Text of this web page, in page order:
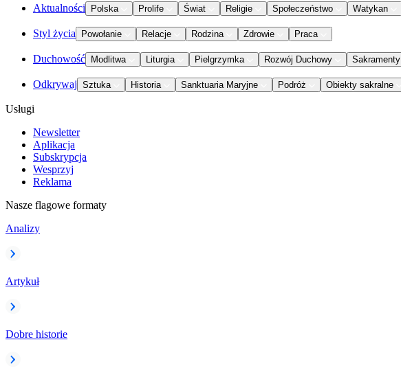
Aktualności Polska Prolife Świat Religie Społeczeństwo Watykan
Styl życia Powołanie Relacje Rodzina Zdrowie Praca
Duchowość Modlitwa Liturgia Pielgrzymka Rozwój Duchowy Sakramenty
Odkrywaj Sztuka Historia Sanktuaria Maryjne Podróż Obiekty sakralne
Usługi
Newsletter
Aplikacja
Subskrypcja
Wesprzyj
Reklama
Nasze flagowe formaty
Analizy
Artykuł
Dobre historie